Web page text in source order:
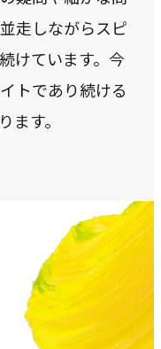
走しながらスピ
けています。今
トであり続ける
ます。